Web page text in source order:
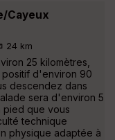
Cayeux
24 km
25 kilomètres,
d'environ 90
descendez dans
sera d'environ 5
pied que vous
technique
physique adaptée à